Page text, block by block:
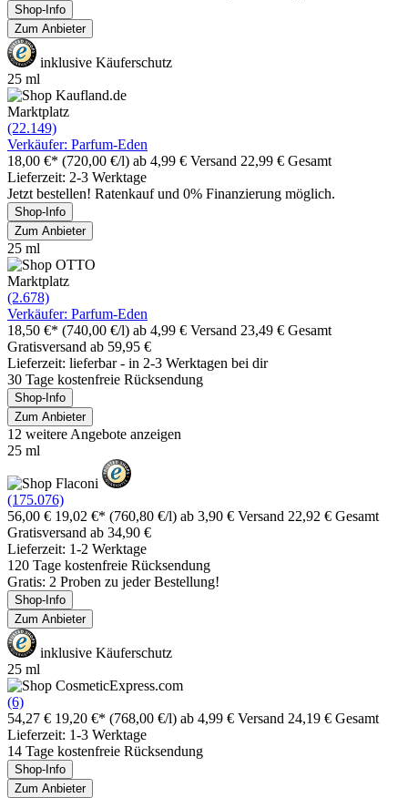
Shop-Info
Zum Anbieter
inklusive Käuferschutz
25 ml
Marktplatz
(22.149)
Verkäufer: Parfum-Eden
18,00 €* (720,00 €/l) ab 4,99 € Versand 22,99 € Gesamt
Lieferzeit: 2-3 Werktage
Jetzt bestellen! Ratenkauf und 0% Finanzierung möglich.
Shop-Info
Zum Anbieter
25 ml
Marktplatz
(2.678)
Verkäufer: Parfum-Eden
18,50 €* (740,00 €/l) ab 4,99 € Versand 23,49 € Gesamt
Gratisversand ab 59,95 €
Lieferzeit: lieferbar - in 2-3 Werktagen bei dir
30 Tage kostenfreie Rücksendung
Shop-Info
Zum Anbieter
12 weitere Angebote anzeigen
25 ml
(175.076)
56,00 € 19,02 €* (760,80 €/l) ab 3,90 € Versand 22,92 € Gesamt
Gratisversand ab 34,90 €
Lieferzeit: 1-2 Werktage
120 Tage kostenfreie Rücksendung
Gratis: 2 Proben zu jeder Bestellung!
Shop-Info
Zum Anbieter
inklusive Käuferschutz
25 ml
(6)
54,27 € 19,20 €* (768,00 €/l) ab 4,99 € Versand 24,19 € Gesamt
Lieferzeit: 1-3 Werktage
14 Tage kostenfreie Rücksendung
Shop-Info
Zum Anbieter